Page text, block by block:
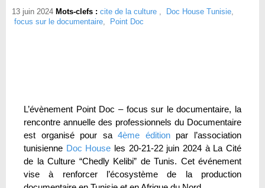
13 juin 2024 Mots-clefs : cite de la culture , Doc House Tunisie,
focus sur le documentaire, Point Doc
L’évènement Point Doc – focus sur le documentaire, la
rencontre annuelle des professionnels du Documentaire
est organisé pour sa4ème éditionpar l’association
tunisienne Doc House les 20-21-22 juin 2024 à La Cité
de la Culture “Chedly Kelibi” de Tunis. Cet événement
vise à renforcer l’écosystème de la production